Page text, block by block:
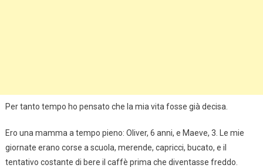
Per tanto tempo ho pensato che la mia vita fosse già decisa.
Ero una mamma a tempo pieno: Oliver, 6 anni, e Maeve, 3. Le mie
giornate erano corse a scuola, merende, capricci, bucato, e il
tentativo costante di bere il caffè prima che diventasse freddo.